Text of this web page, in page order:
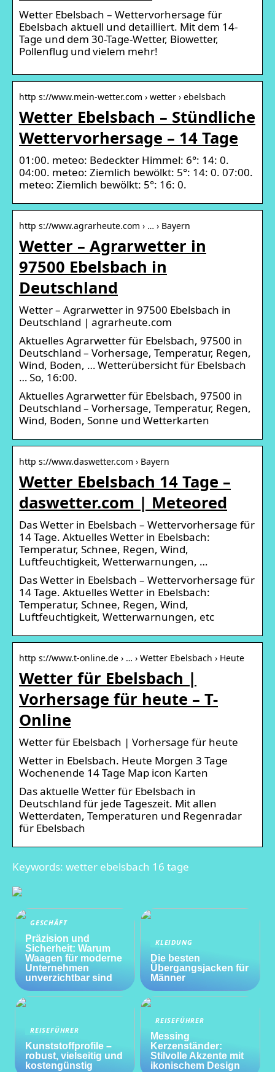
Wetter Ebelsbach – Wettervorhersage für
Ebelsbach aktuell und detailliert. Mit dem 14-
Tage und dem 30-Tage-Wetter, Biowetter,
Pollenflug und vielem mehr!
http s://www.mein-wetter.com › wetter › ebelsbach
Wetter Ebelsbach – Stündliche
Wettervorhersage – 14 Tage
01:00. meteo: Bedeckter Himmel: 6°: 14: 0.
04:00. meteo: Ziemlich bewölkt: 5°: 14: 0. 07:00.
meteo: Ziemlich bewölkt: 5°: 16: 0.
http s://www.agrarheute.com › … › Bayern
Wetter – Agrarwetter in
97500 Ebelsbach in
Deutschland
Wetter – Agrarwetter in 97500 Ebelsbach in
Deutschland | agrarheute.com
Aktuelles Agrarwetter für Ebelsbach, 97500 in
Deutschland – Vorhersage, Temperatur, Regen,
Wind, Boden, … Wetterübersicht für Ebelsbach
… So, 16:00.
Aktuelles Agrarwetter für Ebelsbach, 97500 in
Deutschland – Vorhersage, Temperatur, Regen,
Wind, Boden, Sonne und Wetterkarten
http s://www.daswetter.com › Bayern
Wetter Ebelsbach 14 Tage –
daswetter.com | Meteored
Das Wetter in Ebelsbach – Wettervorhersage für
14 Tage. Aktuelles Wetter in Ebelsbach:
Temperatur, Schnee, Regen, Wind,
Luftfeuchtigkeit, Wetterwarnungen, …
Das Wetter in Ebelsbach – Wettervorhersage für
14 Tage. Aktuelles Wetter in Ebelsbach:
Temperatur, Schnee, Regen, Wind,
Luftfeuchtigkeit, Wetterwarnungen, etc
http s://www.t-online.de › … › Wetter Ebelsbach › Heute
Wetter für Ebelsbach |
Vorhersage für heute – T-
Online
Wetter für Ebelsbach | Vorhersage für heute
Wetter in Ebelsbach. Heute Morgen 3 Tage
Wochenende 14 Tage Map icon Karten
Das aktuelle Wetter für Ebelsbach in
Deutschland für jede Tageszeit. Mit allen
Wetterdaten, Temperaturen und Regenradar
für Ebelsbach
Keywords: wetter ebelsbach 16 tage
GESCHÄFT
Präzision und
Sicherheit: Warum
Waagen für moderne
Unternehmen
unverzichtbar sind
KLEIDUNG
Die besten
Übergangsjacken für
Männer
REISEFÜHRER
Kunststoffprofile –
robust, vielseitig und
kostengünstig
REISEFÜHRER
Messing
Kerzenständer:
Stilvolle Akzente mit
ikonischem Design